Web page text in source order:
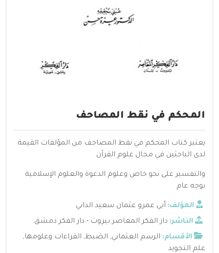
المحكم في نقط المصاحف
يعتبر كتاب المحكم في نقط المصاحف من المؤلفات القيمة
لدى الباحثين في مجال علوم القرآن
والتفسير على نحو خاص وعلوم الدعوة والعلوم الإسلامية
بوجه عام
المؤلف: أبي عمرو عثمان سعيد الداني
الناشر: دار الفكر المعاصر بيروت - دار الفكر دمشق
الأقسام: الرسم العثماني, الضبط, القراءات وعلومها,
علم التجويد